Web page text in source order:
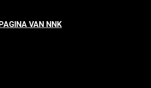
VAN NNK